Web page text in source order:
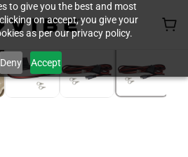
to give you the best and most
on accept, you give your
as per our privacy policy.
Deny Accept